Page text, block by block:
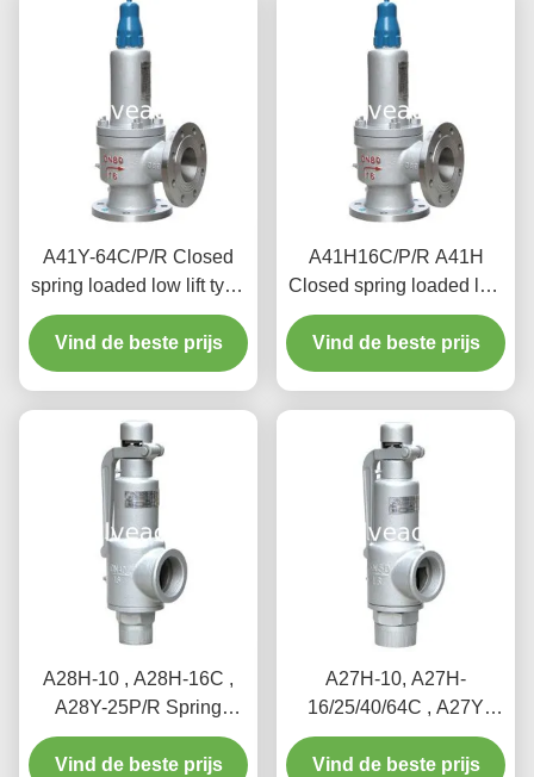
A41Y-64C/P/R Closed
spring loaded low lift type
safety valve（A41Y）
suitable for working
temperature 300degree
Vind de beste prijs
A41H16C/P/R A41H
Closed spring loaded low
lift type safety valve,
suitable for equipment
and pipeline
Vind de beste prijs
A28H-10 , A28H-16C ,
A28Y-25P/R Spring
loaded full lift safety valve
witha lever（A28H）
Vind de beste prijs
A27H-10, A27H-
16/25/40/64C , A27Y
Spring loaded low lift
safety valve for
Vind de beste prijs